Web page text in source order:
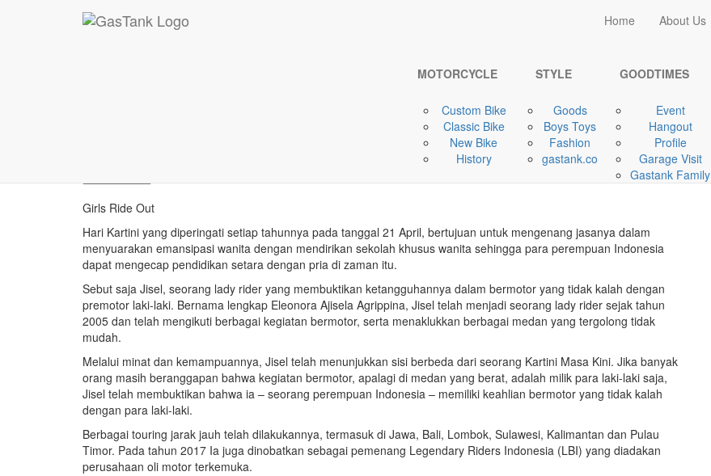
Home About Us
MOTORCYCLE
Custom Bike
Classic Bike
New Bike
History
STYLE
Goods
Boys Toys
Fashion
gastank.co
GOODTIMES
Event
Hangout
Profile
Garage Visit
Gastank Family
Girls Ride Out
Home
GOODTIMES
Girls Ride Out
Hari Kartini yang diperingati setiap tahunnya pada tanggal 21 April, bertujuan untuk mengenang jasanya dalam
menyuarakan emansipasi wanita dengan mendirikan sekolah khusus wanita sehingga para perempuan Indonesia
dapat mengecap pendidikan setara dengan pria di zaman itu.
Sebut saja Jisel, seorang lady rider yang membuktikan ketangguhannya dalam bermotor yang tidak kalah dengan
premotor laki-laki. Bernama lengkap Eleonora Ajisela Agrippina, Jisel telah menjadi seorang lady rider sejak tahun
2005 dan telah mengikuti berbagai kegiatan bermotor, serta menaklukkan berbagai medan yang tergolong tidak
mudah.
Melalui minat dan kemampuannya, Jisel telah menunjukkan sisi berbeda dari seorang Kartini Masa Kini. Jika banyak
orang masih beranggapan bahwa kegiatan bermotor, apalagi di medan yang berat, adalah milik para laki-laki saja,
Jisel telah membuktikan bahwa ia – seorang perempuan Indonesia – memiliki keahlian bermotor yang tidak kalah
dengan para laki-laki.
Berbagai touring jarak jauh telah dilakukannya, termasuk di Jawa, Bali, Lombok, Sulawesi, Kalimantan dan Pulau
Timor. Pada tahun 2017 Ia juga dinobatkan sebagai pemenang Legendary Riders Indonesia (LBI) yang diadakan
perusahaan oli motor terkemuka.